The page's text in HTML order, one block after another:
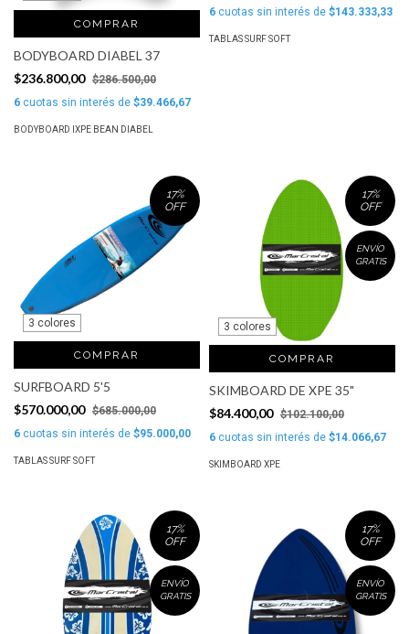
COMPRAR
BODYBOARD DIABEL 37
$236.800,00 $286.500,00
6 cuotas sin interés de $39.466,67
BODYBOARD IXPE BEAN DIABEL
6 cuotas sin interés de $143.333,33
TABLAS SURF SOFT
17%
OFF
3 colores
COMPRAR
SURFBOARD 5'5
$570.000,00 $685.000,00
6 cuotas sin interés de $95.000,00
TABLAS SURF SOFT
17%
OFF
ENVÍO
GRATIS
3 colores
COMPRAR
SKIMBOARD DE XPE 35"
$84.400,00 $102.100,00
6 cuotas sin interés de $14.066,67
SKIMBOARD XPE
17%
OFF
ENVÍO
GRATIS
17%
OFF
ENVÍO
GRATIS